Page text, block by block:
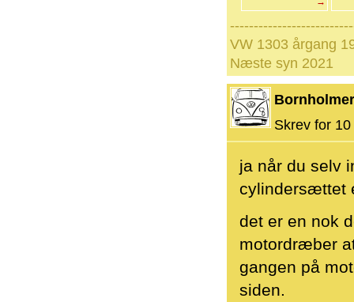
VW 1303 årgang
Næste syn 2021
Bornholmer
Skrev for
ja når du selv
cylindersættet
det er en nok
motordræber
gangen på
siden.